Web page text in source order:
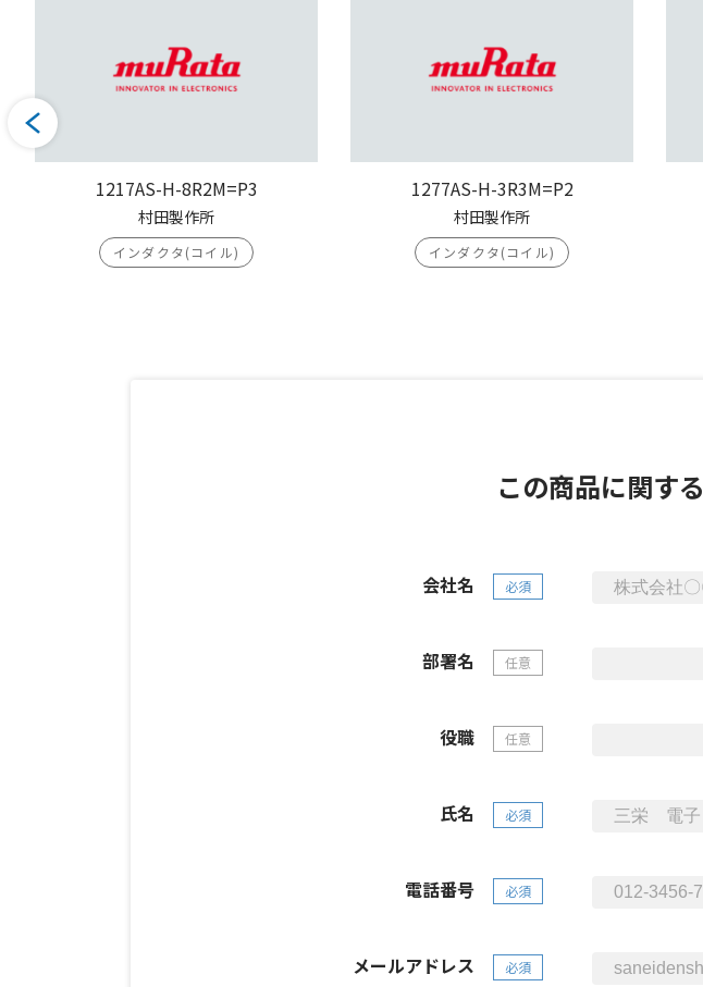
1217AS-H-8R2M=P3
村田製作所
インダクタ(コイル)
1277AS-H-3R3M=P2
村田製作所
インダクタ(コイル)
この商品に関する
会社名 必須
部署名 任意
役職 任意
氏名 必須
電話番号 必須
メールアドレス 必須